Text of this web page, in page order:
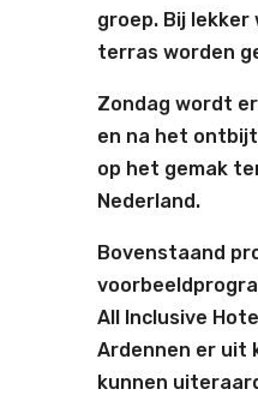
groep. Bij
terras worden
Zondag wordt
en na het
op het gemak
Nederland.
Bovenstaand
All Inclusive
Ardennen er uit
kunnen